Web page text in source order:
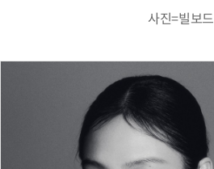
사진=빌보드